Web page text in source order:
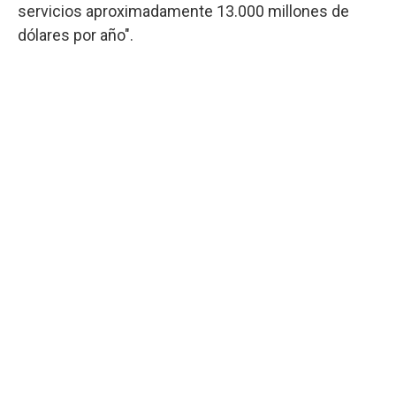
servicios aproximadamente 13.000 millones de
dólares por año".